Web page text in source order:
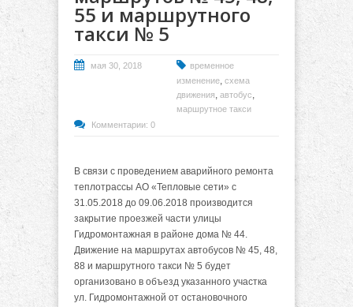
55 и маршрутного
такси № 5
мая 30, 2018
временное
изменение, схема
движения, автобус,
маршрутное такси
Комментарии: 0
В связи с проведением аварийного ремонта
теплотрассы АО «Тепловые сети» с
31.05.2018 до 09.06.2018 производится
закрытие проезжей части улицы
Гидромонтажная в районе дома № 44.
Движение на маршрутах автобусов № 45, 48,
88 и маршрутного такси № 5 будет
организовано в объезд указанного участка
ул. Гидромонтажной от остановочного